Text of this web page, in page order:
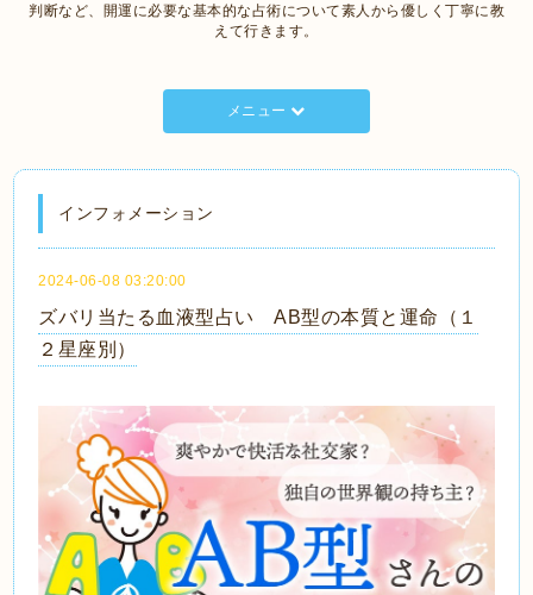
判断など、開運に必要な基本的な占術について素人から優しく丁寧に教
えて行きます。
メニュー
インフォメーション
2024-06-08 03:20:00
ズバリ当たる血液型占い AB型の本質と運命（１
２星座別）